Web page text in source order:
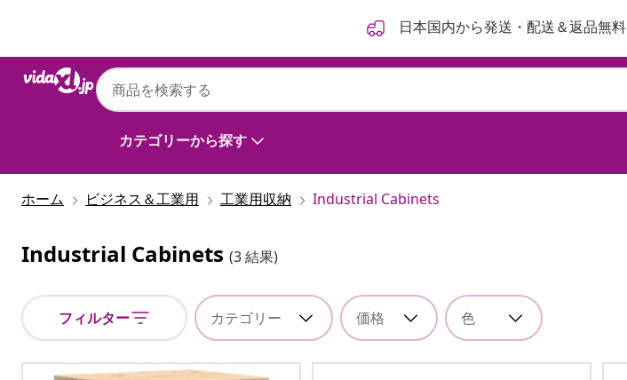
日本国内から発送・配送＆返品無料
カテゴリーから探す
ホーム ビジネス＆工業用 工業用収納 Industrial Cabinets
Industrial Cabinets (3 結果)
フィルター カテゴリー 価格 色